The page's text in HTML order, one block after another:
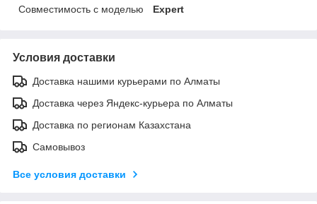
Совместимость с моделью
Expert
Условия доставки
Доставка нашими курьерами по Алматы
Доставка через Яндекс-курьера по Алматы
Доставка по регионам Казахстана
Самовывоз
Все условия доставки